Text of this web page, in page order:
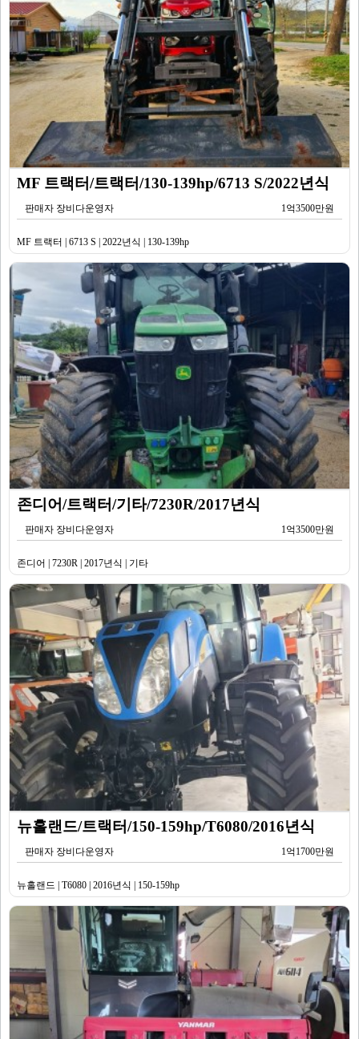
MF 트랙터/트랙터/130-139hp/6713 S/2022년식
판매자 장비다운영자 1억3500만원
MF 트랙터 | 6713 S | 2022년식 | 130-139hp
존디어/트랙터/기타/7230R/2017년식
판매자 장비다운영자 1억3500만원
존디어 | 7230R | 2017년식 | 기타
뉴홀랜드/트랙터/150-159hp/T6080/2016년식
판매자 장비다운영자 1억1700만원
뉴홀랜드 | T6080 | 2016년식 | 150-159hp